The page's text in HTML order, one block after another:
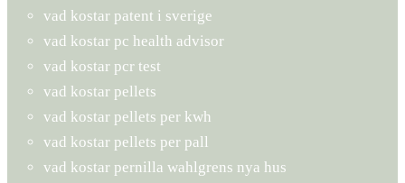
vad kostar patent i sverige
vad kostar pc health advisor
vad kostar pcr test
vad kostar pellets
vad kostar pellets per kwh
vad kostar pellets per pall
vad kostar pernilla wahlgrens nya hus